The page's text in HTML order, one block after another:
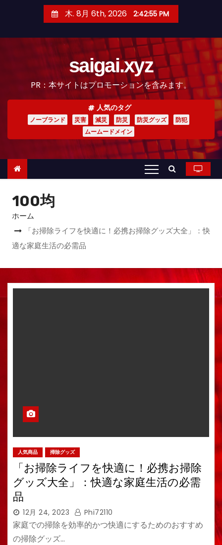
木. 8月 6th, 2026 2:42:56 PM
saigai.xyz
PR：本サイトはプロモーションを含みます。
人気のタグ
ノーブランド 災害 減災 防災 防災グッズ
防犯
ムームードメイン
100均
ホーム
「お掃除ライフを快適に！必携お掃除グッズ大全」：快
適な家庭生活の必需品
人気商品 掃除グッズ
「お掃除ライフを快適に！必携お掃除
グッズ大全」：快適な家庭生活の必需
品
12月 24, 2023 Phi72110
家庭での掃除を効率的かつ快適にするためのおすすめ
の掃除グッズ…